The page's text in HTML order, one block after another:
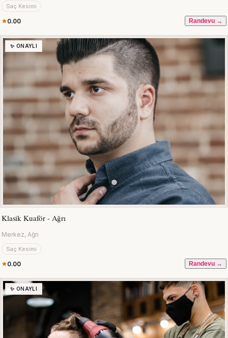
Saç Kesimi
0.00 Randevu →
✨ ONAYLI
Klasik Kuaför - Ağrı
Merkez, Ağrı
Saç Kesimi
0.00 Randevu →
✨ ONAYLI